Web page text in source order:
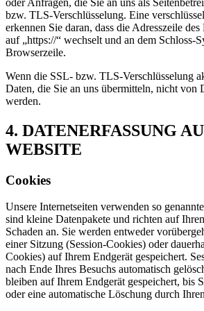
oder Anfragen, die Sie an uns als
bzw. TLS-Verschlüsselung. Eine
erkennen Sie daran, dass die Adresszeile
auf „https://“ wechselt und an dem Schloss-
Browserzeile.
Wenn die SSL- bzw. TLS-Verschlüsselung
Daten, die Sie an uns übermitteln, nicht von
werden.
4. DATENERFASSUNG
WEBSITE
Cookies
Unsere Internetseiten verwenden so
sind kleine Datenpakete und richten auf
Schaden an. Sie werden entweder
einer Sitzung (Session-Cookies) oder
Cookies) auf Ihrem Endgerät gespeichert.
nach Ende Ihres Besuchs automatisch
bleiben auf Ihrem Endgerät gespeichert, bis
oder eine automatische Löschung durch